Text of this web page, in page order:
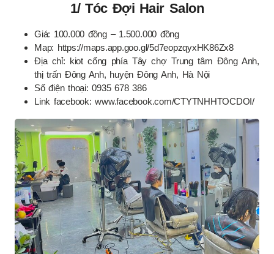
1/ Tóc Đợi Hair Salon
Giá: 100.000 đồng – 1.500.000 đồng
Map: https://maps.app.goo.gl/5d7eopzqyxHK86Zx8
Địa chỉ: kiot cổng phía Tây chợ Trung tâm Đông Anh,
thị trấn Đông Anh, huyện Đông Anh, Hà Nội
Số điện thoại: 0935 678 386
Link facebook: www.facebook.com/CTYTNHHTOCDOI/